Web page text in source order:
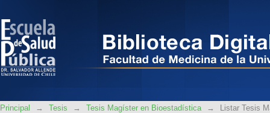
Principal → Tesis → Tesis Magíster en Bioestadística → Listar Tesis